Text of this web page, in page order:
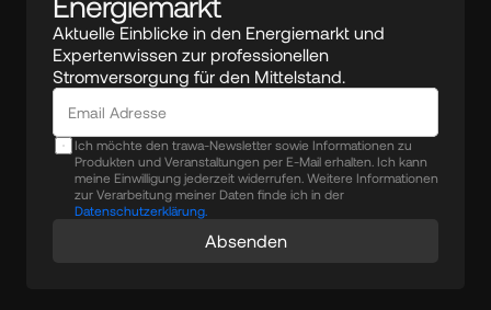
Aktuelle Einblicke in den Energiemarkt und
Expertenwissen zur professionellen
Stromversorgung für den Mittelstand.
Ich möchte den trawa-Newsletter sowie Informationen zu
Produkten und Veranstaltungen per E-Mail erhalten. Ich kann
meine Einwilligung jederzeit widerrufen. Weitere Informationen
zur Verarbeitung meiner Daten finde ich in der
Datenschutzerklärung.
Absenden